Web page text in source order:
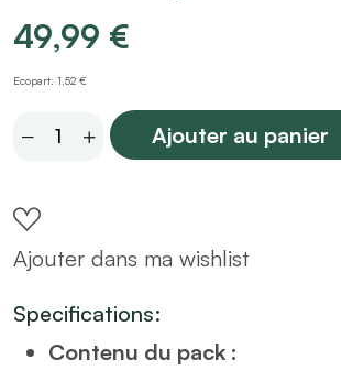
49,99 €
Ecopart: 1,52 €
Chaise
et
tissus
quantity
Ajouter au panier
Ajouter dans ma wishlist
Specifications:
Contenu du pack :